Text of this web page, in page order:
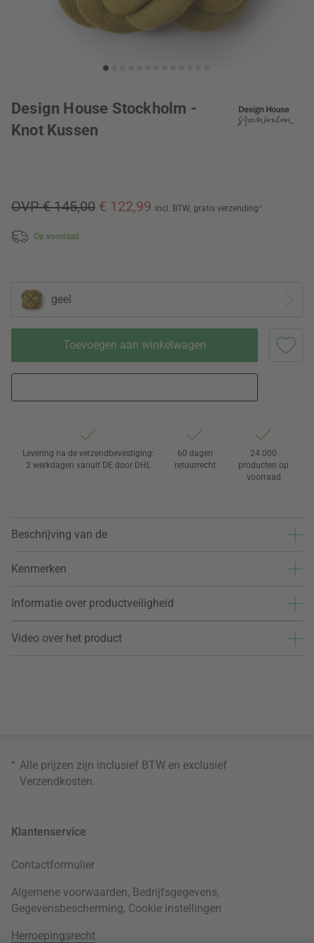
Design House Stockholm -
Knot Kussen
OVP € 145,00 € 122,99 incl. BTW, gratis verzending*
Op voorraad
geel
Toevoegen aan winkelwagen
Levering na de verzendbevestiging:
2 werkdagen vanuit DE door DHL
60 dagen
retourrecht
24.000
producten op
voorraad
Beschrijving van de
Kenmerken
Informatie over productveiligheid
Video over het product
* Alle prijzen zijn inclusief BTW en exclusief
Verzendkosten
Klantenservice
Contactformulier
Algemene voorwaarden, Bedrijfsgegevens,
Gegevensbescherming, Cookie instellingen
Herroepingsrecht